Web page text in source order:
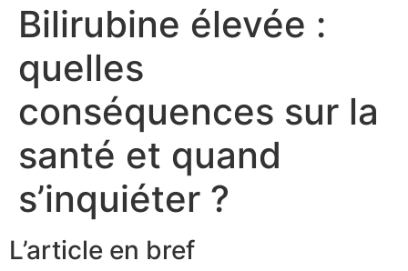
Bilirubine élevée :
quelles
conséquences sur la
santé et quand
s’inquiéter ?
L’article en bref